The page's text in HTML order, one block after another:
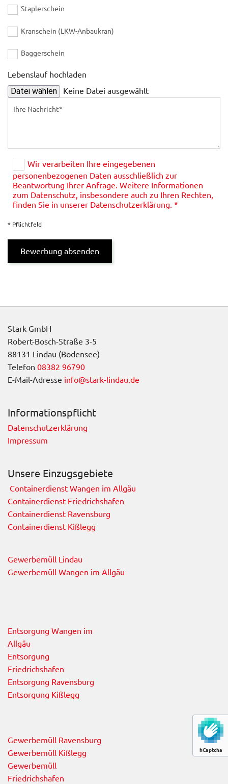
Staplerschein
Kranschein (LKW-Anbaukran)
Baggerschein
Lebenslauf hochladen
Datei wählen Keine Datei ausgewählt
Wir verarbeiten Ihre eingegebenen
personenbezogenen Daten ausschließlich zur
Beantwortung Ihrer Anfrage. Weitere Informationen
zum Datenschutz, insbesondere auch zu Ihren Rechten,
finden Sie in unserer Datenschutzerklärung. *
* Pflichtfeld
hCaptcha
Stark GmbH
Robert-Bosch-Straße 3-5
88131 Lindau (Bodensee)
Telefon 08382 96790
E-Mail-Adresse info@stark-lindau.de
Informationspflicht
Datenschutzerklärung
Impressum
Unsere Einzugsgebiete
Containerdienst Wangen im Allgäu
Containerdienst Friedrichshafen
Containerdienst Ravensburg
Containerdienst Kißlegg
Gewerbemüll Lindau
Gewerbemüll Wangen im Allgäu
Entsorgung Wangen im
Allgäu
Entsorgung
Friedrichshafen
Entsorgung Ravensburg
Entsorgung Kißlegg
Gewerbemüll Ravensburg
Gewerbemüll Kißlegg
Gewerbemüll
Friedrichshafen